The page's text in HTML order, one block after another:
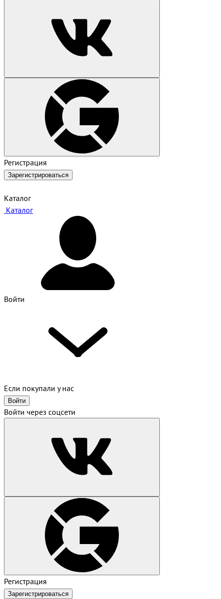
Регистрация
Зарегистрироваться
Каталог
Каталог
Войти
Если покупали у нас
Войти
Войти через соцсети
Регистрация
Зарегистрироваться